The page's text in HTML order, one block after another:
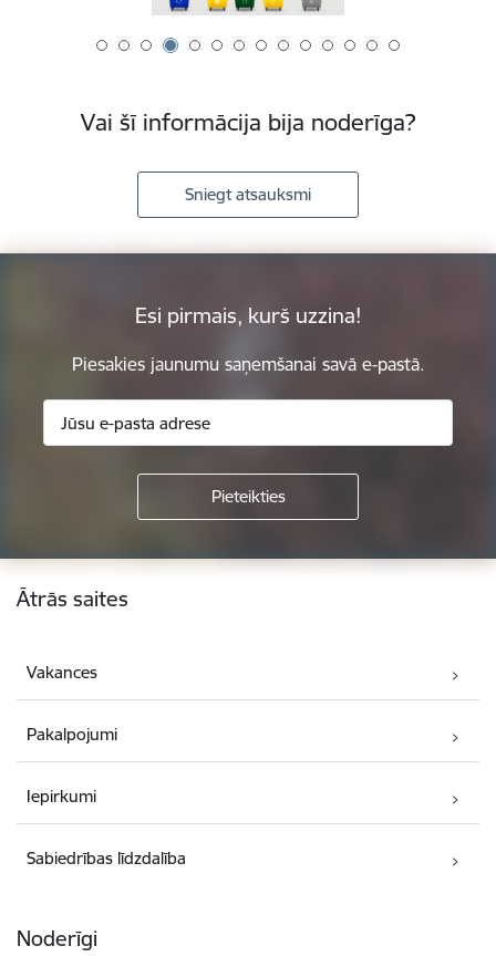
Vai šī informācija bija noderīga?
Sniegt atsauksmi
Esi pirmais, kurš uzzina!
Piesakies jaunumu saņemšanai savā e-pastā.
Kājene
Ātrās saites
Vakances
Pakalpojumi
Iepirkumi
Sabiedrības līdzdalība
Noderīgi